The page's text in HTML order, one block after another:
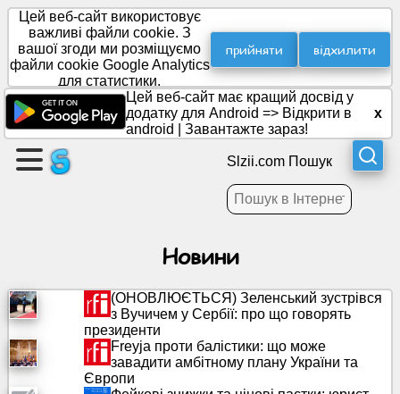
Створити
сторінку
Створити
групу
денний
Цей веб-сайт використовує
важливі файли cookie. З
вашої згоди ми розміщуємо
файли cookie Google Analytics
для статистики.
прийняти відхилити
Цей веб-сайт має кращий досвід у
додатку для Android => Відкрити в
android
Завантажте зараз!
x
Slzii.com Пошук
Новини
(ОНОВЛЮЄТЬСЯ) Зеленський зустрівся
з Вучичем у Сербії: про що говорять
президенти
Freyja проти балістики: що може
завадити амбітному плану України та
Європи